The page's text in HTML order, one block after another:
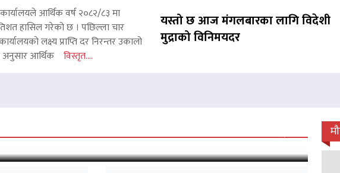
आर्थिक वर्ष २०८२/८३ मा
हासिल गरेको छ । पछिल्ला चार
लक्ष्य प्राप्ति दर निरन्तर उकालो
अनुसार आर्थिक विस्तृत....
यस्तो छ आज मंगलबारका लागि विदेशी
मुद्राको विनिमयदर
यात्रा जारी, प्रदर्शनको ५१औँ दिन पूरा